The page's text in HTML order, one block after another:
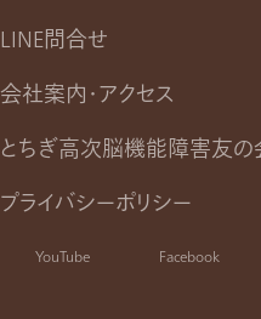
LINE問合せ
会社案内・アクセス
とちぎ高次脳機能障害友
プライバシーポリシー
YouTube Facebook